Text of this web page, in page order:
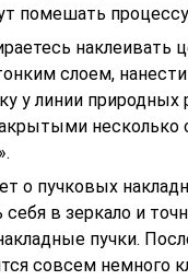
помешать
наклеивать
слоем,
у линии природных
несколько
о пучковых
себя в зеркало и
пучки.
совсем немного